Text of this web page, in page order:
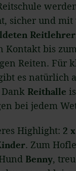
sicher und
Kontakt bis
Reiten. Für
es natürlich
Dank Reithalle
bei jedem
Highlight: 2
. Zum
Benny,